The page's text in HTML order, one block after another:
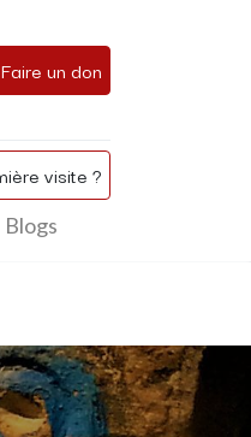
Faire un don
visite ?
Blogs